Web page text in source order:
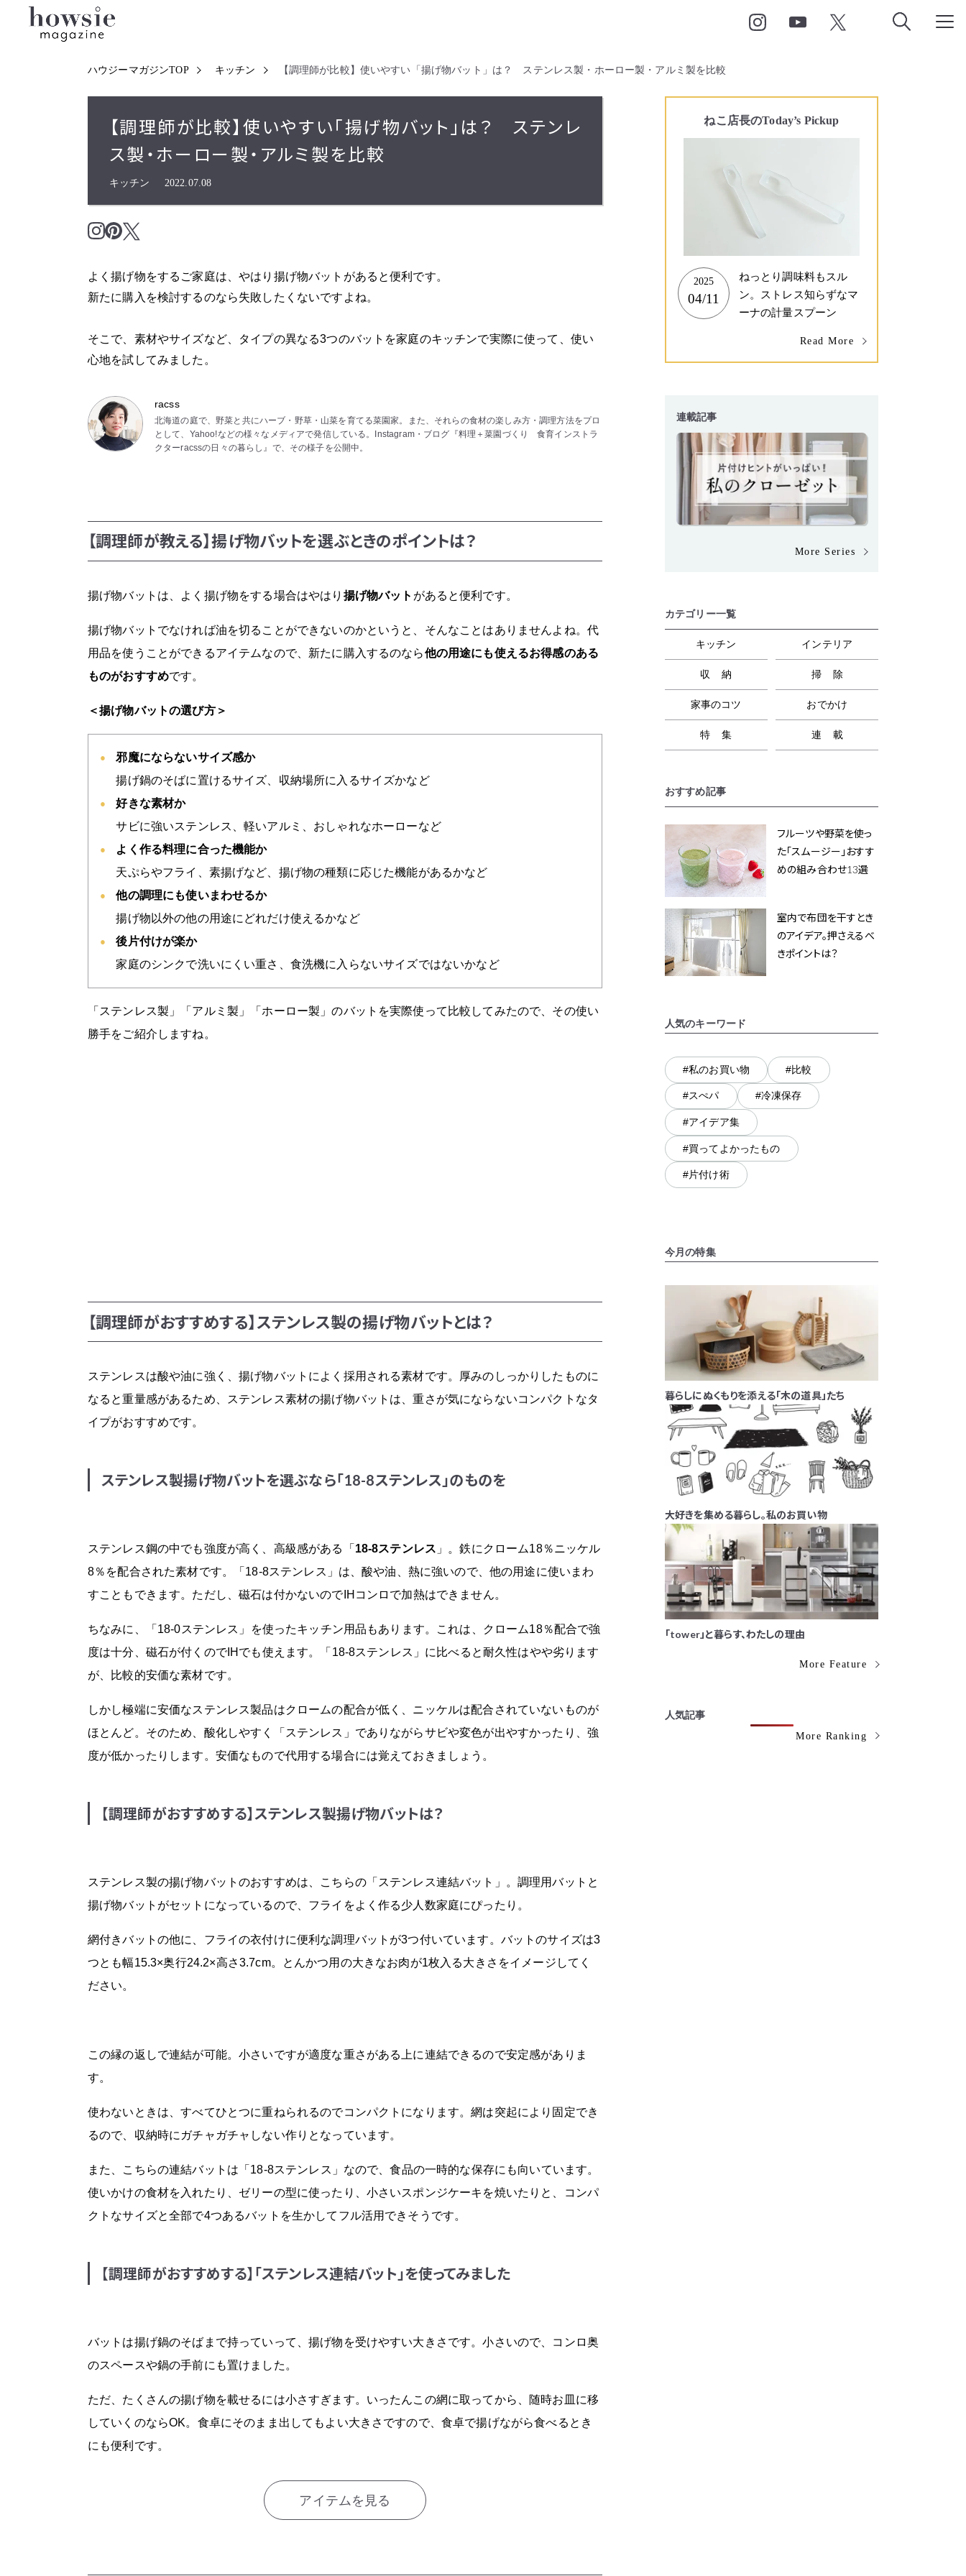
ハウジーマガジンTOP キッチン 【調理師が比較】使いやすい「揚げ物バット」は？ ステンレス製・ホーロー製・アルミ製を比較
【調理師が比較】使いやすい「揚げ物バット」は？ ステンレ
ス製・ホーロー製・アルミ製を比較
キッチン 2022.07.08
よく揚げ物をするご家庭は、やはり揚げ物バットがあると便利です。
新たに購入を検討するのなら失敗したくないですよね。
そこで、素材やサイズなど、タイプの異なる3つのバットを家庭のキッチンで実際に使って、使い
心地を試してみました。
racss
北海道の庭で、野菜と共にハーブ・野草・山菜を育てる菜園家。また、それらの食材の楽しみ方・調理方法をプロ
として、Yahoo!などの様々なメディアで発信している。Instagram・ブログ『料理＋菜園づくり 食育インストラ
クターracssの日々の暮らし』で、その様子を公開中。
【調理師が教える】揚げ物バットを選ぶときのポイントは？
揚げ物バットは、よく揚げ物をする場合はやはり 揚げ物バット があると便利です。
揚げ物バットでなければ油を切ることができないのかというと、そんなことはありませんよね。代
用品を使うことができるアイテムなので、新たに購入するのなら他の用途にも使えるお得感のある
ものがおすすめです。
＜揚げ物バットの選び方＞
邪魔にならないサイズ感か
揚げ鍋のそばに置けるサイズ、収納場所に入るサイズかなど
好きな素材か
サビに強いステンレス、軽いアルミ、おしゃれなホーローなど
よく作る料理に合った機能か
天ぷらやフライ、素揚げなど、揚げ物の種類に応じた機能があるかなど
他の調理にも使いまわせるか
揚げ物以外の他の用途にどれだけ使えるかなど
後片付けが楽か
家庭のシンクで洗いにくい重さ、食洗機に入らないサイズではないかなど
「ステンレス製」「アルミ製」「ホーロー製」のバットを実際使って比較してみたので、その使い
勝手をご紹介しますね。
【調理師がおすすめする】ステンレス製の揚げ物バットとは？
ステンレスは酸や油に強く、揚げ物バットによく採用される素材です。厚みのしっかりしたものに
なると重量感があるため、ステンレス素材の揚げ物バットは、重さが気にならないコンパクトなタ
イプがおすすめです。
ステンレス製揚げ物バットを選ぶなら「18-8ステンレス」のものを
ステンレス鋼の中でも強度が高く、高級感がある「 18-8ステンレス 」。鉄にクローム18％ニッケル
8％を配合された素材です。「18-8ステンレス」は、酸や油、熱に強いので、他の用途に使いまわ
すこともできます。ただし、磁石は付かないのでIHコンロで加熱はできません。
ちなみに、「18-0ステンレス」を使ったキッチン用品もあります。これは、クローム18％配合で強
度は十分、磁石が付くのでIHでも使えます。「18-8ステンレス」に比べると耐久性はやや劣ります
が、比較的安価な素材です。
しかし極端に安価なステンレス製品はクロームの配合が低く、ニッケルは配合されていないものが
ほとんど。そのため、酸化しやすく「ステンレス」でありながらサビや変色が出やすかったり、強
度が低かったりします。安価なもので代用する場合には覚えておきましょう。
【調理師がおすすめする】ステンレス製揚げ物バットは？
ステンレス連結バット
アイテムを見る
ステンレス製の揚げ物バットのおすすめは、こちらの「ステンレス連結バット」。調理用バットと
揚げ物バットがセットになっているので、フライをよく作る少人数家庭にぴったり。
網付きバットの他に、フライの衣付けに便利な調理バットが3つ付いています。バットのサイズは3
つとも幅15.3×奥行24.2×高さ3.7cm。とんかつ用の大きなお肉が1枚入る大きさをイメージしてく
ださい。
この縁の返しで連結が可能。小さいですが適度な重さがある上に連結できるので安定感がありま
す。
使わないときは、すべてひとつに重ねられるのでコンパクトになります。網は突起により固定でき
るので、収納時にガチャガチャしない作りとなっています。
また、こちらの連結バットは「18-8ステンレス」なので、食品の一時的な保存にも向いています。
使いかけの食材を入れたり、ゼリーの型に使ったり、小さいスポンジケーキを焼いたりと、コンパ
クトなサイズと全部で4つあるバットを生かしてフル活用できそうです。
【調理師がおすすめする】「ステンレス連結バット」を使ってみました
バットは揚げ鍋のそばまで持っていって、揚げ物を受けやすい大きさです。小さいので、コンロ奥
のスペースや鍋の手前にも置けました。
ただ、たくさんの揚げ物を載せるには小さすぎます。いったんこの網に取ってから、随時お皿に移
していくのならOK。食卓にそのまま出してもよい大きさですので、食卓で揚げながら食べるとき
にも便利です。
アイテムを見る
ねこ店長のToday’s Pickup
2025
04/11
ねっとり調味料もスル
ン。ストレス知らずなマ
ーナの計量スプーン
Read More
連載記事
More Series
カテゴリー一覧
キッチン インテリア
収納 掃除
家事のコツ おでかけ
特集 連載
おすすめ記事
フルーツや野菜を使っ
た「スムージー」おすす
めの組み合わせ13選
室内で布団を干すとき
のアイデア。押さえるべ
きポイントは？
人気のキーワード
#私のお買い物 #比較
#スぺパ #冷凍保存
#アイデア集
#買ってよかったもの
#片付け術
今月の特集
暮らしにぬくもりを添える「木の道具」たち
大好きを集める暮らし。私のお買い物
「tower」と暮らす、わたしの理由
More Feature
人気記事
More Ranking